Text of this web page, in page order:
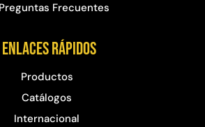
Preguntas Frecuentes​
Enlaces rápidos
Productos
Catálogos
Internacional